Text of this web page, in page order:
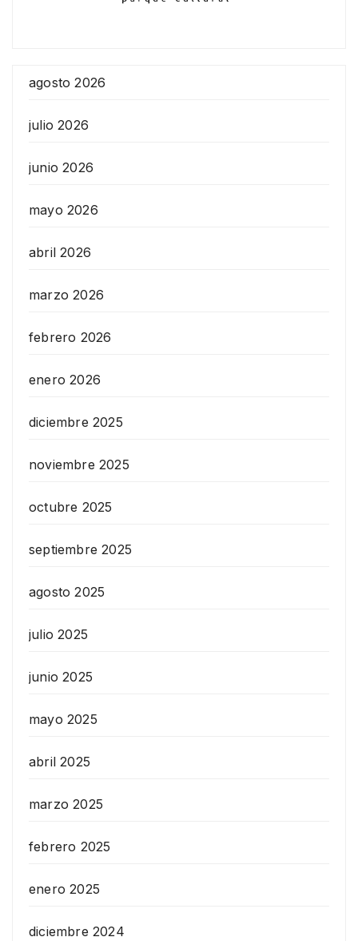
agosto 2026
julio 2026
junio 2026
mayo 2026
abril 2026
marzo 2026
febrero 2026
enero 2026
diciembre 2025
noviembre 2025
octubre 2025
septiembre 2025
agosto 2025
julio 2025
junio 2025
mayo 2025
abril 2025
marzo 2025
febrero 2025
enero 2025
diciembre 2024